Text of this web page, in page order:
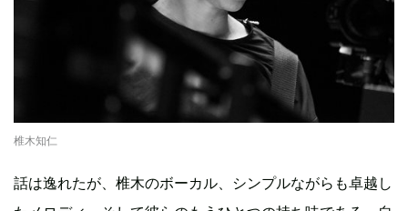
椎木知仁
話は逸れたが、椎木のボーカル、シンプルながらも卓越し